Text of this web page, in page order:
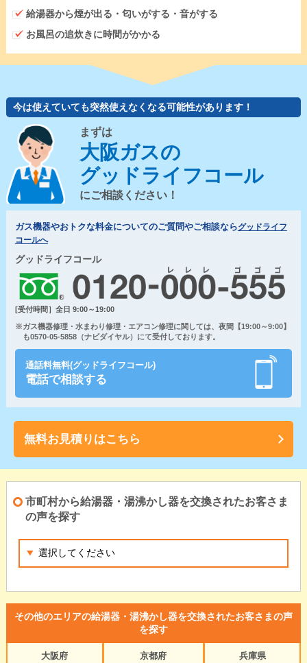
給湯器から煙が出る・匂いがする・音がする
お風呂の追炊きに時間がかかる
今は使えていても突然使えなくなる可能性があります！
まずは
大阪ガスの
グッドライフコール
にご相談ください！
ガス機器やおトクな料金についてのご質問やご相談ならグッドライフ
コールへ
グッドライフコール
[受付時間］全日 9:00～19:00
※ガス機器修理・水まわり修理・エアコン修理に関しては、夜間【19:00～9:00】
も0570-05-5858（ナビダイヤル）にて受付しております。
通話料無料(グッドライフコール)
電話で相談する
無料お見積りはこちら
市町村から給湯器・湯沸かし器を交換されたお客さま
の声を探す
その他のエリアの給湯器・湯沸かし器を交換されたお客さまの声
を探す
大阪府
京都府
兵庫県